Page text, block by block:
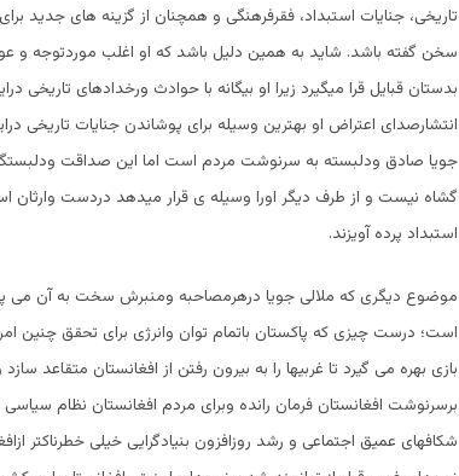
تاریخی، جنایات استبداد، فقرفرهنگی و همچنان از گزینه های جدید
سخن گفته باشد. شاید به همین دلیل باشد که او اغلب موردتوجه
بدستان قبایل قرا میگیرد زیرا او بیگانه با حوادث ورخدادهای
انتشارصدای اعتراض او بهترین وسیله برای پوشاندن جنایات تاریخی
جویا صادق ودلبسته به سرنوشت مردم است اما این صداقت
گشاه نیست و از طرف دیگر اورا وسیله ی قرار میدهد دردست وارثان
استبداد پرده آویزند.
موضوع دیگری که ملالی جویا درهرمصاحبه ومنبرش سخت به آن می
است؛ درست چیزی که پاکستان باتمام توان وانرژی برای تحقق چنین
بازی بهره می گیرد تا غربیها را به بیرون رفتن از افغانستان متقاعد
برسرنوشت افغانستان فرمان رانده وبرای مردم افغانستان نظام
شکافهای عمیق اجتماعی و رشد روزافزون بنیادگرایی خیلی خطرناکتر